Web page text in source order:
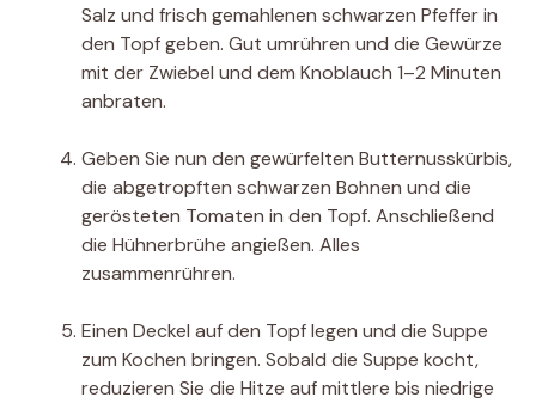
Salz und frisch gemahlenen schwarzen Pfeffer in
den Topf geben. Gut umrühren und die Gewürze
mit der Zwiebel und dem Knoblauch 1–2 Minuten
anbraten.
Geben Sie nun den gewürfelten Butternusskürbis,
die abgetropften schwarzen Bohnen und die
gerösteten Tomaten in den Topf. Anschließend
die Hühnerbrühe angießen. Alles
zusammenrühren.
Einen Deckel auf den Topf legen und die Suppe
zum Kochen bringen. Sobald die Suppe kocht,
reduzieren Sie die Hitze auf mittlere bis niedrige